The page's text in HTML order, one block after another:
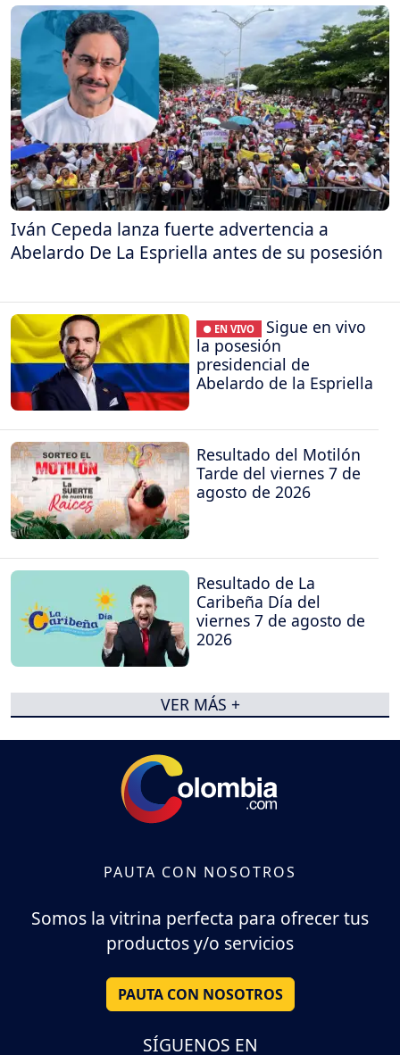
Iván Cepeda lanza fuerte advertencia a
Abelardo De La Espriella antes de su posesión
● EN VIVO
Sigue en vivo
la posesión
presidencial de
Abelardo de la Espriella
Resultado del Motilón
Tarde del viernes 7 de
agosto de 2026
Resultado de La
Caribeña Día del
viernes 7 de agosto de
2026
VER MÁS +
PAUTA CON NOSOTROS
Somos la vitrina perfecta para ofrecer tus
productos y/o servicios
PAUTA CON NOSOTROS
SÍGUENOS EN